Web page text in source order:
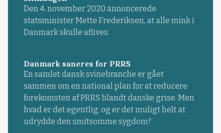
Den 4. november 2020 annoncerede
statsminister Mette Frederiksen, at alle mink i
Danmark skulle aflives.
Danmark saneres for PRRS
En samlet dansk svinebranche er gået
sammen om en national plan for at reducere
forekomsten af PRRS blandt danske grise. Men
hvad er det egentlig, og er det muligt helt at
udrydde den smitsomme sygdom?